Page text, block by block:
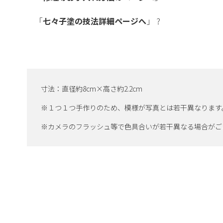
「七々子塗の技法詳細ページへ」 ?
寸法：直径約8cm×高さ約2.2cm
※１つ１つ手作りのため、模様が写真とは若干異なります
※カメラのフラッシュ等で色具合いが若干異なる場合がご